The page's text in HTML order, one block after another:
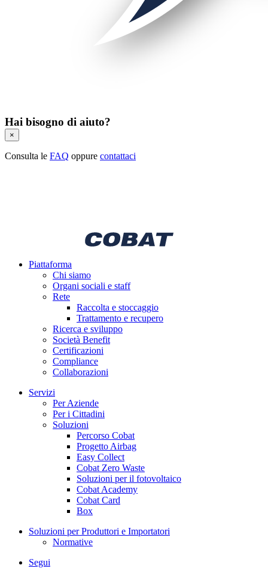
Hai bisogno di aiuto?
×
Consulta le FAQ oppure contattaci
Piattaforma
Chi siamo
Organi sociali e staff
Rete
Raccolta e stoccaggio
Trattamento e recupero
Ricerca e sviluppo
Società Benefit
Certificazioni
Compliance
Collaborazioni
Servizi
Per Aziende
Per i Cittadini
Soluzioni
Percorso Cobat
Progetto Airbag
Easy Collect
Cobat Zero Waste
Soluzioni per il fotovoltaico
Cobat Academy
Cobat Card
Box
Soluzioni per Produttori e Importatori
Normative
Segui